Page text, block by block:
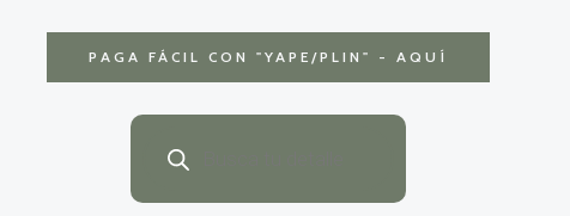
PAGA FÁCIL CON "YAPE/PLIN" - AQUÍ
productos